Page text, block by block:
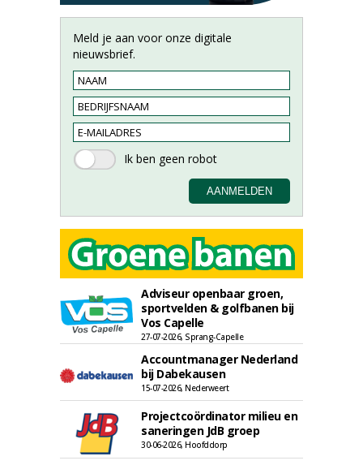
Meld je aan voor onze digitale
nieuwsbrief.
Adviseur openbaar groen,
sportvelden & golfbanen bij
Vos Capelle
27-07-2026, Sprang-Capelle
Accountmanager Nederland
bij Dabekausen
15-07-2026, Nederweert
Projectcoördinator milieu en
saneringen JdB groep
30-06-2026, Hoofddorp